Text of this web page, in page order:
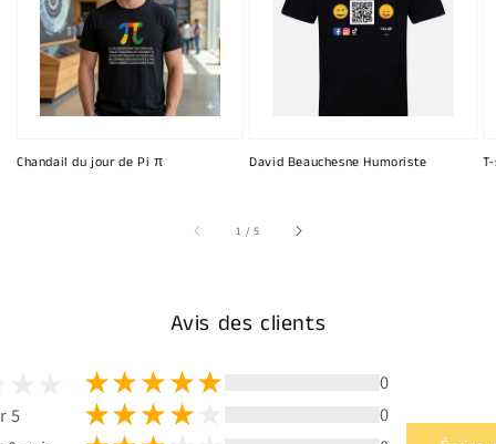
Chandail du jour de Pi π David Beauchesne Humoriste
1 /sur
5
Avis des clients
5
0
0